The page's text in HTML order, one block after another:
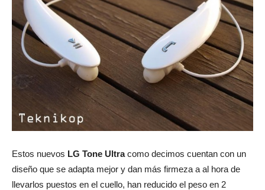
Estos nuevos LG Tone Ultracomo decimos cuentan con un
diseño que se adapta mejor y dan más firmeza a al hora de
llevarlos puestos en el cuello, han reducido el peso en 2